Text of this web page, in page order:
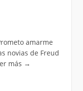
amarme
novias de Freud
más →